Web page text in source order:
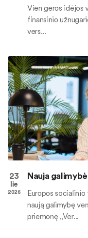
Vien geros idėjos
finansinio
vers...
23
lie
2026
Nauja
Europos
naują galimybę
priemonę „Ver...